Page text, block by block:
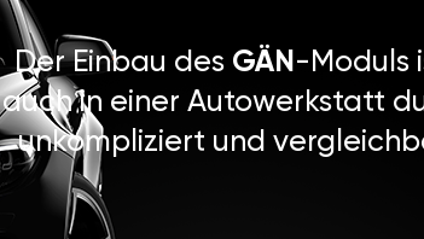
Der Einbau des GÄN-Moduls
auch in einer Autowerkstatt
unkompliziert und